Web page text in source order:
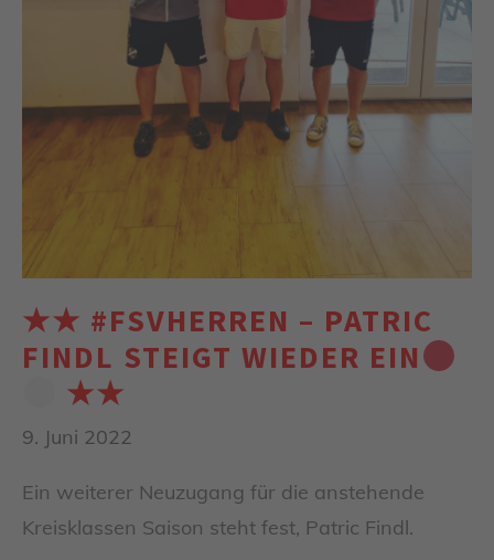
★★ #FSVHERREN – PATRIC
FINDL STEIGT WIEDER EIN
★★
9. Juni 2022
Ein weiterer Neuzugang für die anstehende
Kreisklassen Saison steht fest, Patric Findl.